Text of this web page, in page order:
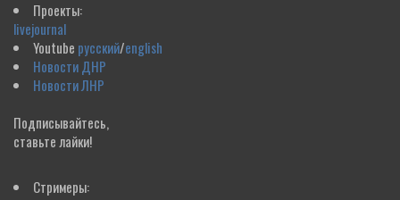
Проекты:
livejournal
Youtube русский/english
Новости ДНР
Новости ЛНР
Подписывайтесь,
ставьте лайки!
Стримеры: